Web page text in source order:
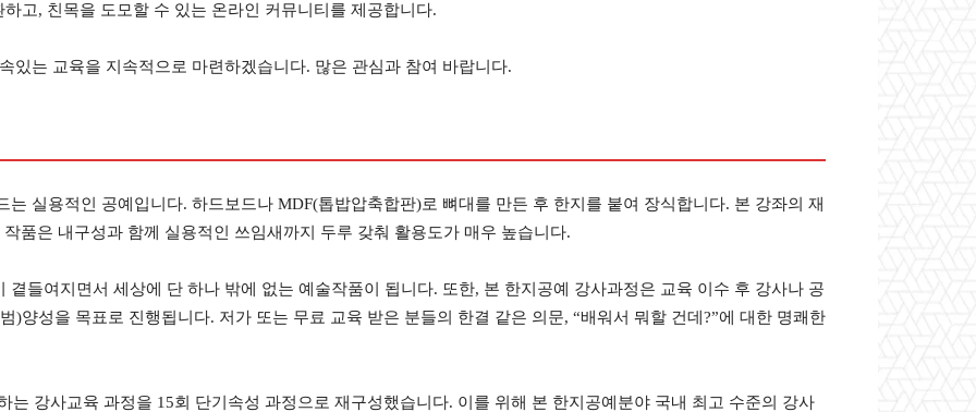
고, 친목을 도모할 수 있는 온라인 커뮤니티를 제공합니다.
있는 교육을 지속적으로 마련하겠습니다. 많은 관심과 참여 바랍니다.
실용적인 공예입니다. 하드보드나 MDF(톱밥압축합판)로 뼈대를 만든 후 한지를 붙여 장식합니다. 본 강좌의 재
품은 내구성과 함께 실용적인 쓰임새까지 두루 갖춰 활용도가 매우 높습니다.
들여지면서 세상에 단 하나 밖에 없는 예술작품이 됩니다. 또한, 본 한지공예 강사과정은 교육 이수 후 강사나 공
)양성을 목표로 진행됩니다. 저가 또는 무료 교육 받은 분들의 한결 같은 의문, “배워서 뭐할 건데?”에 대한 명쾌한
는 강사교육 과정을 15회 단기속성 과정으로 재구성했습니다. 이를 위해 본 한지공예분야 국내 최고 수준의 강사